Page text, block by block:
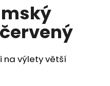
na výlety větší